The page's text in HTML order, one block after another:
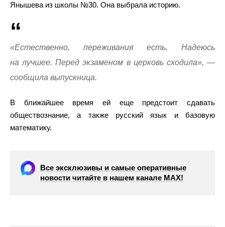
Янышева из школы №30. Она выбрала историю.
«Естественно, переживания есть. Надеюсь
на лучшее. Перед экзаменом в церковь сходила», —
сообщила выпускница.
В ближайшее время ей еще предстоит сдавать
обществознание, а также русский язык и базовую
математику.
Все эксклюзивы и самые оперативные
новости читайте в нашем канале МАХ!